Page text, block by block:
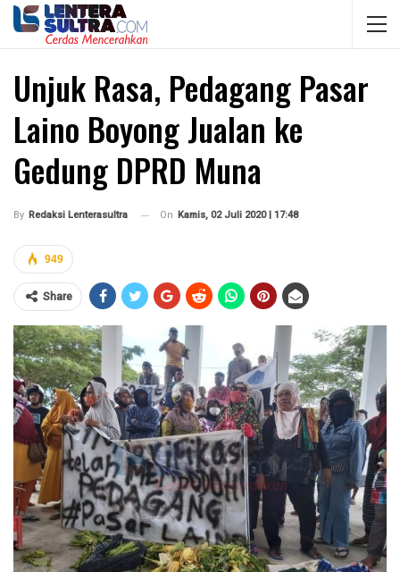
Unjuk Rasa, Pedagang Pasar
Laino Boyong Jualan ke
Gedung DPRD Muna
By Redaksi Lenterasultra On Kamis, 02 Juli 2020 | 17:48
949
Share